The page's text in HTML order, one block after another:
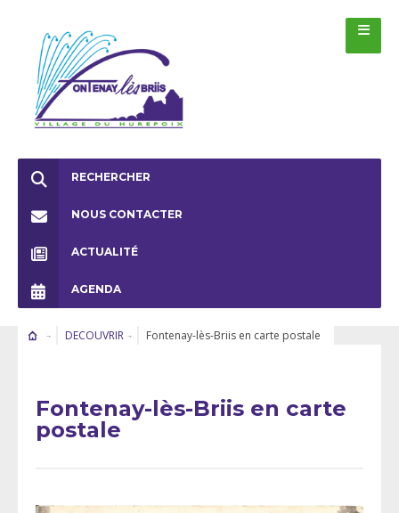
RECHERCHER
NOUS CONTACTER
ACTUALITÉ
AGENDA
DECOUVRIR Fontenay-lès-Briis en carte postale
Fontenay-lès-Briis en carte
postale